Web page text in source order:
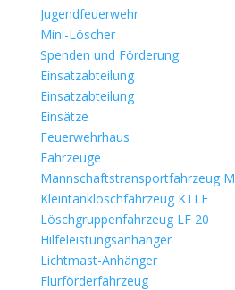
Jugendfeuerwehr
Mini-Löscher
Spenden und Förderung
Einsatzabteilung
Einsatzabteilung
Einsätze
Feuerwehrhaus
Fahrzeuge
Mannschaftstransportfahrzeug
Kleintanklöschfahrzeug KTLF
Löschgruppenfahrzeug LF 20
Hilfeleistungsanhänger
Lichtmast-Anhänger
Flurförderfahrzeug